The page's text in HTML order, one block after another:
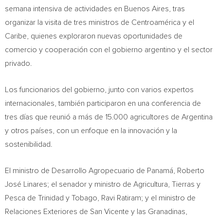
semana intensiva de actividades en Buenos Aires, tras
organizar la visita de tres ministros de Centroamérica y el
Caribe, quienes exploraron nuevas oportunidades de
comercio y cooperación con el gobierno argentino y el sector
privado.
Los funcionarios del gobierno, junto con varios expertos
internacionales, también participaron en una conferencia de
tres días que reunió a más de 15.000 agricultores de Argentina
y otros países, con un enfoque en la innovación y la
sostenibilidad.
El ministro de Desarrollo Agropecuario de Panamá, Roberto
José Linares; el senador y ministro de Agricultura, Tierras y
Pesca de Trinidad y Tobago, Ravi Ratiram; y el ministro de
Relaciones Exteriores de San Vicente y las Granadinas,